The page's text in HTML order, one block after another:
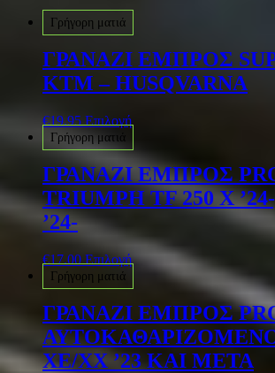
Γρήγορη ματιά
ΓΡΑΝΑΖΙ ΕΜΠΡΟΣ
KTM – HUSQVARNA
€19.95 Επιλογή
Γρήγορη ματιά
ΓΡΑΝΑΖΙ ΕΜΠΡΟΣ
TRIUMPH TF 250 X
’24-
€17.00 Επιλογή
Γρήγορη ματιά
ΓΡΑΝΑΖΙ ΕΜΠΡΟΣ
ΑΥΤΟΚΑΘΑΡΙΖΟΜΕΝΟ
XE/XX ’23 ΚΑΙ ΜΕΤΑ